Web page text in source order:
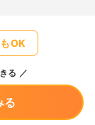
OK
る
る